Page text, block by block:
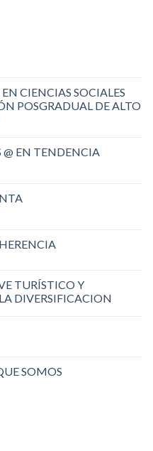
CIENCIAS SOCIALES
POSGRADUAL DE ALTO
@ EN TENDENCIA
TURÍSTICO Y
DIVERSIFICACION
SOMOS